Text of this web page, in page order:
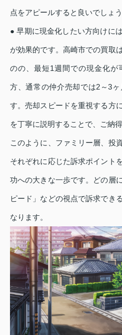
点をアピールすると良いでしょう
● 早期に現金化したい方向けに
が効果的です。高崎市での買取
のの、最短1週間での現金化が
方、通常の仲介売却では2～3
す。売却スピードを重視する方
を丁寧に説明することで、ご納
このように、ファミリー層、投
それぞれに応じた訴求ポイント
功への大きな一歩です。どの層
ピード」などの視点で訴求でき
なります。